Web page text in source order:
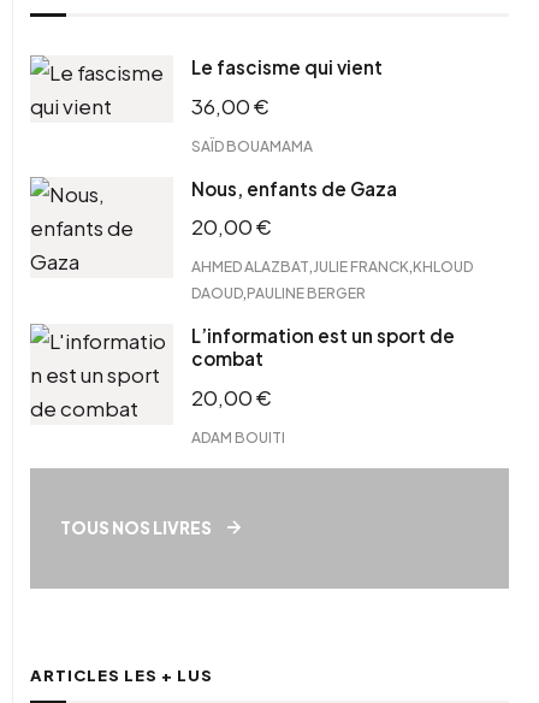
Le fascisme qui vient
36,00€
SAÏD BOUAMAMA
Nous, enfants de Gaza
20,00€
AHMED ALAZBAT,JULIE FRANCK,KHLOUD
DAOUD,PAULINE BERGER
L’information est un sport de
combat
20,00€
ADAM BOUITI
TOUS NOS LIVRES
ARTICLES LES + LUS